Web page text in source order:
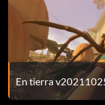
En tierra